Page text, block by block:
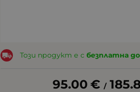
Този продукт е с безплатна
95.00 € /